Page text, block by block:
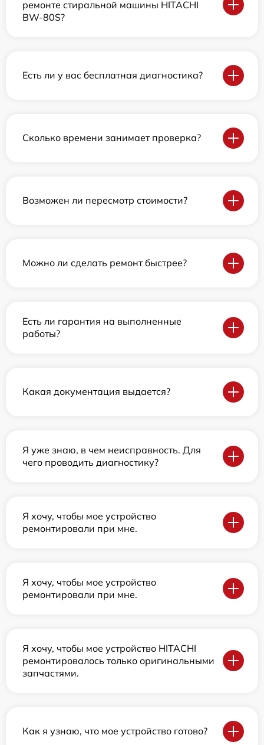
ремонте стиральной машины HITACHI
BW-80S?
Есть ли у вас бесплатная диагностика?
Сколько времени занимает проверка?
Возможен ли пересмотр стоимости?
Можно ли сделать ремонт быстрее?
Есть ли гарантия на выполненные
работы?
Какая документация выдается?
Я уже знаю, в чем неисправность. Для
чего проводить диагностику?
Я хочу, чтобы мое устройство
ремонтировали при мне.
Я хочу, чтобы мое устройство
ремонтировали при мне.
Я хочу, чтобы мое устройство HITACHI
ремонтировалось только оригинальными
запчастями.
Как я узнаю, что мое устройство готово?